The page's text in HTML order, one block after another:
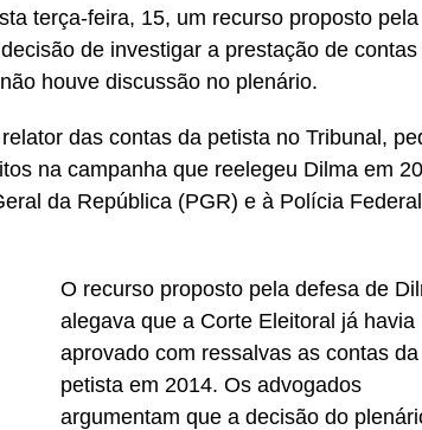
terça-feira, 15, um recurso proposto pela
de investigar a prestação de contas
houve discussão no plenário.
das contas da petista no Tribunal,
na campanha que reelegeu Dilma em
da República (PGR) e à Polícia Federal
O recurso proposto pela defesa de
alegava que a Corte Eleitoral já havia
aprovado com ressalvas as contas da
petista em 2014. Os advogados
argumentam que a decisão do